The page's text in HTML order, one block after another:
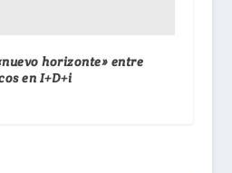
horizonte» entre
en I+D+i